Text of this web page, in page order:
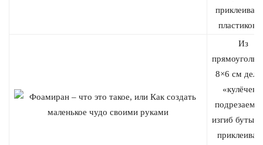
Из
8×6 см
«кулёчек»,
подрезаем
изгиб